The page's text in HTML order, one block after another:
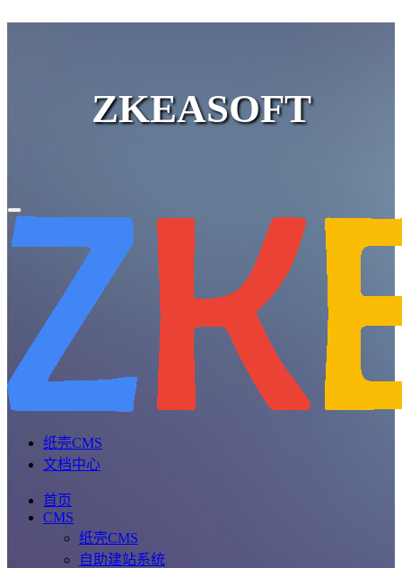
ZKEASOFT
纸壳CMS
文档中心
首页
CMS
纸壳CMS
自助建站系统